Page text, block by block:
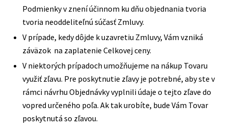
Podmienky v znení účinnom ku dňu objednania tvoria
tvoria neoddeliteľnú súčasť Zmluvy.
V prípade, kedy dôjde k uzavretiu Zmluvy, Vám vzniká
záväzok na zaplatenie Celkovej ceny.
V niektorých prípadoch umožňujeme na nákup Tovaru
využiť zľavu. Pre poskytnutie zľavy je potrebné, aby ste v
rámci návrhu Objednávky vyplnili údaje o tejto zľave do
vopred určeného poľa. Ak tak urobíte, bude Vám Tovar
poskytnutá so zľavou.